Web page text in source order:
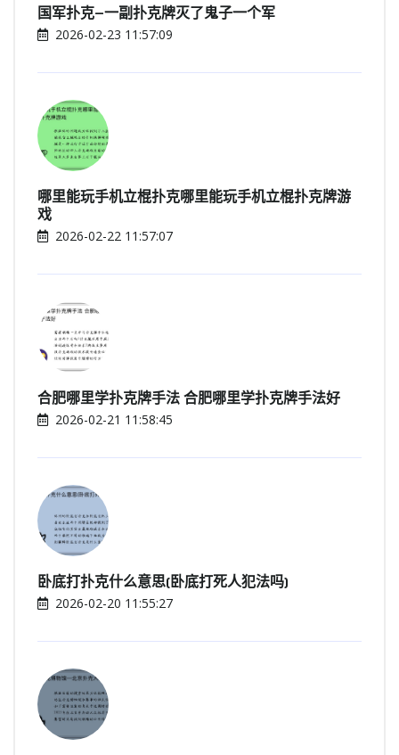
国军扑克—一副扑克牌灭了鬼子一个军
2026-02-23 11:57:09
哪里能玩手机立棍扑克哪里能玩手机立棍扑克牌游
戏
2026-02-22 11:57:07
合肥哪里学扑克牌手法 合肥哪里学扑克牌手法好
2026-02-21 11:58:45
卧底打扑克什么意思(卧底打死人犯法吗)
2026-02-20 11:55:27